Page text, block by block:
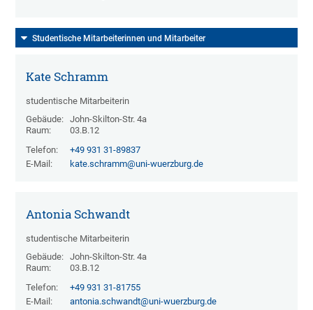
Studentische Mitarbeiterinnen und Mitarbeiter
Kate Schramm
studentische Mitarbeiterin
Gebäude: John-Skilton-Str. 4a
Raum:
03.B.12
Telefon:
+49 931 31-89837
E-Mail:
kate.schramm@uni-wuerzburg.de
Antonia Schwandt
studentische Mitarbeiterin
Gebäude: John-Skilton-Str. 4a
Raum:
03.B.12
Telefon:
+49 931 31-81755
E-Mail:
antonia.schwandt@uni-wuerzburg.de